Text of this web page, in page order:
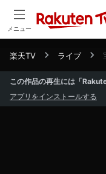
メニュー
楽天TV ライブ
この作品の再生には「
アプリをインストールする